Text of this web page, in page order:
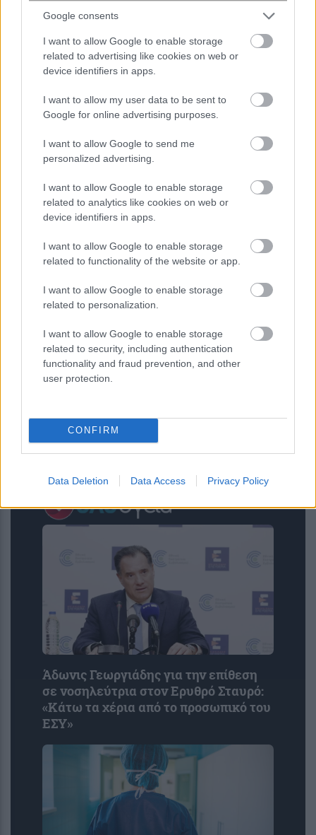
Google consents
I want to allow Google to enable storage
related to advertising like cookies on web or
device identifiers in apps.
I want to allow my user data to be sent to
Google for online advertising purposes.
I want to allow Google to send me
personalized advertising.
I want to allow Google to enable storage
related to analytics like cookies on web or
device identifiers in apps.
I want to allow Google to enable storage
related to functionality of the website or app.
I want to allow Google to enable storage
related to personalization.
I want to allow Google to enable storage
related to security, including authentication
functionality and fraud prevention, and other
user protection.
CONFIRM
Data Deletion Data Access Privacy Policy
Δεν μπόρεσε να «πιάσει» τα Ψαρά
λόγω κακοκαιρίας το «Νήσος Σάμος»
με 955 επιβάτες
Πρωινό για δυνατή καρδιά: Οι
θρεπτικές επιλογές που προτείνει
ειδικός
Άδωνις Γεωργιάδης για την επίθεση
σε νοσηλεύτρια στον Ερυθρό Σταυρό:
«Κάτω τα χέρια από το προσωπικό του
ΕΣΥ»